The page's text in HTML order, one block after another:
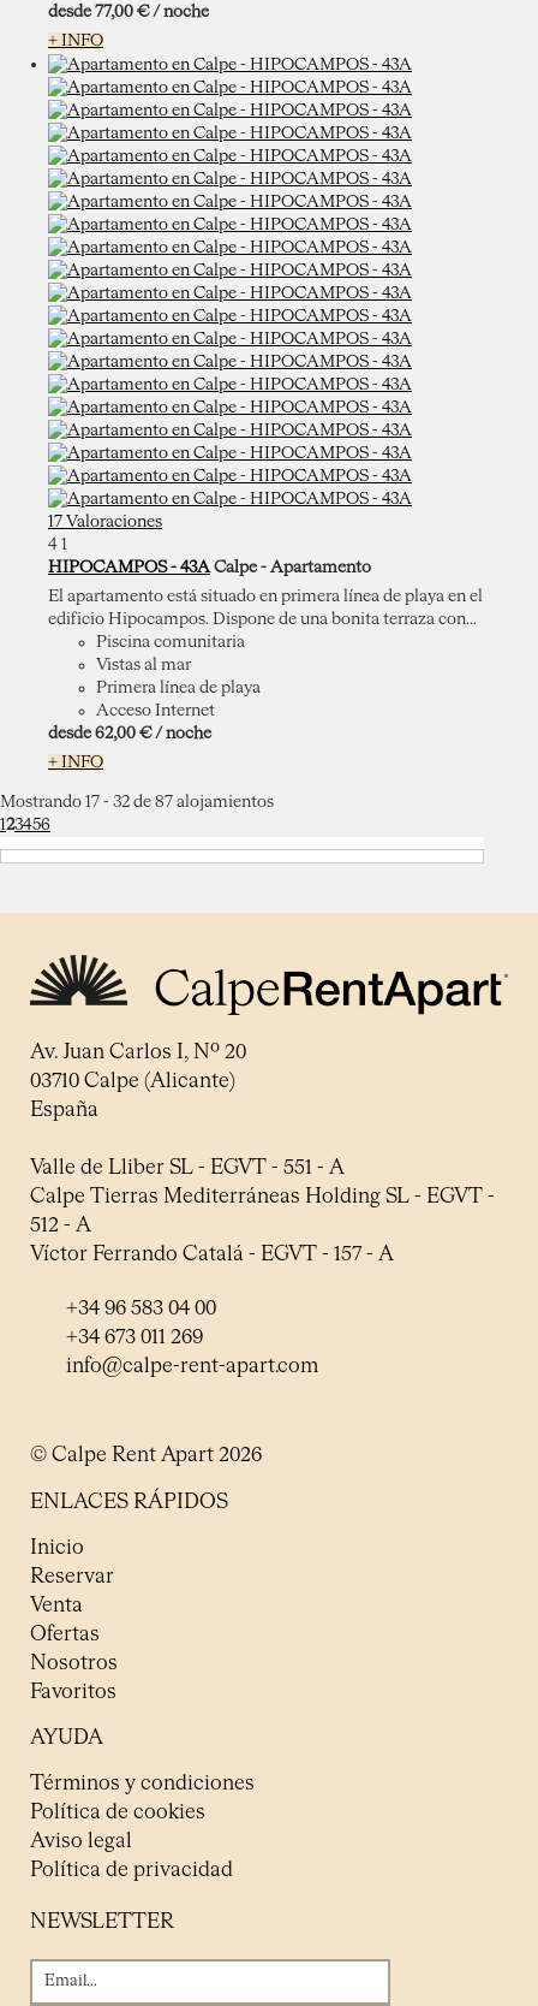
desde 77,00 € / noche
+ INFO
17 Valoraciones
4 1
HIPOCAMPOS - 43A Calpe - Apartamento
El apartamento está situado en primera línea de playa en el
edificio Hipocampos. Dispone de una bonita terraza con...
Piscina comunitaria
Vistas al mar
Primera línea de playa
Acceso Internet
desde 62,00 € / noche
+ INFO
Mostrando 17 - 32 de 87 alojamientos
123456
Av. Juan Carlos I, Nº 20
03710 Calpe (Alicante)
España
Valle de Lliber SL - EGVT - 551 - A
Calpe Tierras Mediterráneas Holding SL - EGVT -
512 - A
Víctor Ferrando Catalá - EGVT - 157 - A
+34 96 583 04 00
+34 673 011 269
info@calpe-rent-apart.com
© Calpe Rent Apart 2026
ENLACES RÁPIDOS
Inicio
Reservar
Venta
Ofertas
Nosotros
Favoritos
AYUDA
Términos y condiciones
Política de cookies
Aviso legal
Política de privacidad
NEWSLETTER